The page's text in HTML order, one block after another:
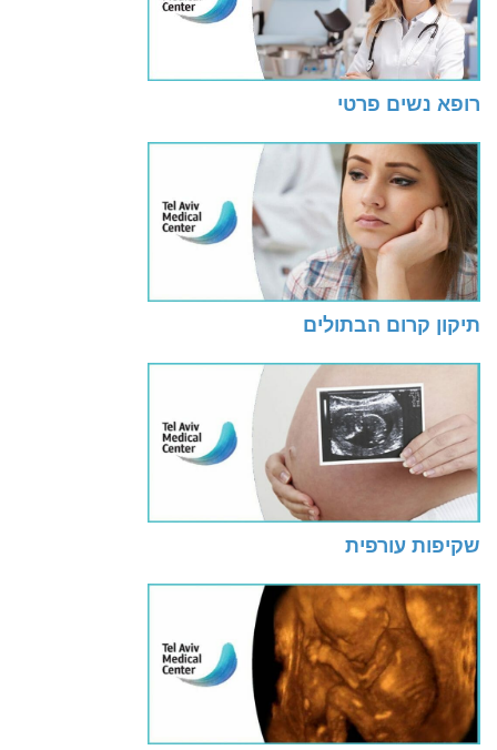
רופא נשים פרטי
תיקון קרום הבתולים
שקיפות עורפית